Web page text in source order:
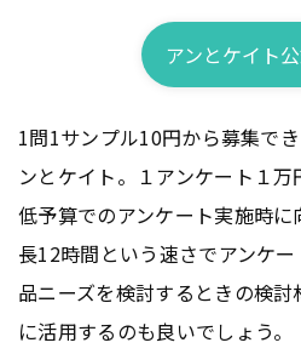
アンとケイト
1問1サンプル10円から募集で
ンとケイト。１アンケート１万
低予算でのアンケート実施時
長12時間という速さでアンケ
品ニーズを検討するときの検
に活用するのも良いでしょう。